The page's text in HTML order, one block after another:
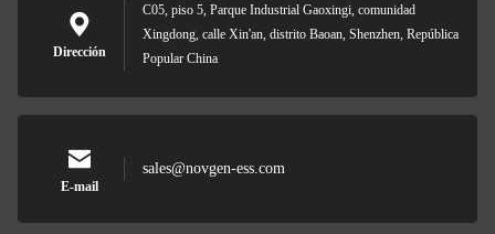
Dirección
C05, piso 5, Parque Industrial Gaoxingi, comunidad
Xingdong, calle Xin'an, distrito Baoan, Shenzhen, República
Popular China
E-mail
sales@novgen-ess.com